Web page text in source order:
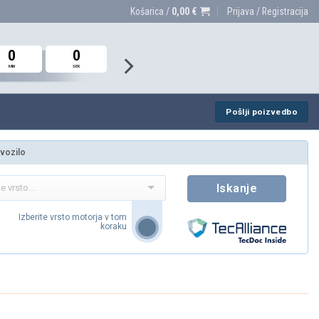
Košarica / 0,00 € Prijava / Registracija
0
MIN
0
SEK
0
MIN
0
SEK
0
MIN
0
SEK
Pošlji poizvedbo
Izberite vrsto motorja v tom
koraku
Iskanje